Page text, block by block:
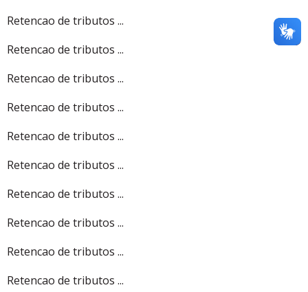
Retencao de tributos ...
Retencao de tributos ...
Retencao de tributos ...
Retencao de tributos ...
Retencao de tributos ...
Retencao de tributos ...
Retencao de tributos ...
Retencao de tributos ...
Retencao de tributos ...
Retencao de tributos ...